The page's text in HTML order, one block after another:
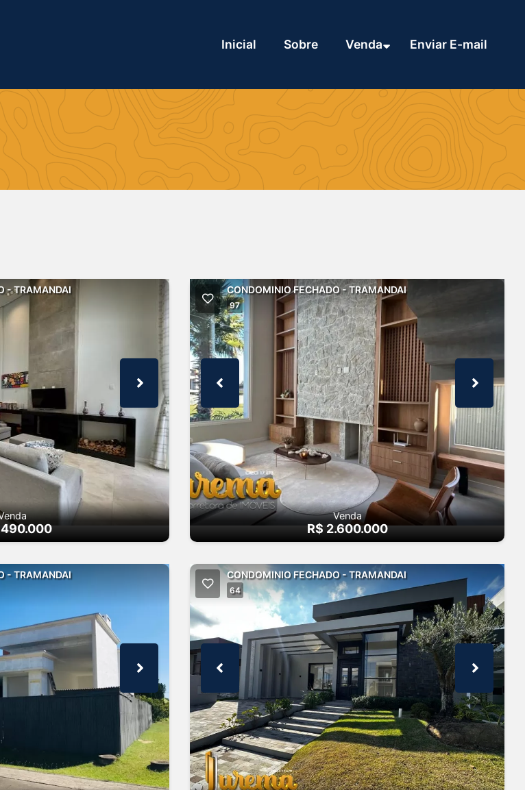
Inicial Sobre Venda Enviar E-mail
- TRAMANDAI CONDOMINIO FECHADO - TRAMANDAI
97
Venda
R$ 2.600.000
- TRAMANDAI CONDOMINIO FECHADO - TRAMANDAI
64